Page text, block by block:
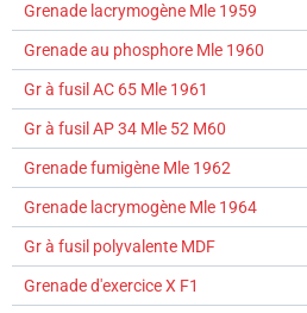
Grenade lacrymogène Mle 1959
Grenade au phosphore Mle 1960
Gr à fusil AC 65 Mle 1961
Gr à fusil AP 34 Mle 52 M60
Grenade fumigène Mle 1962
Grenade lacrymogène Mle 1964
Gr à fusil polyvalente MDF
Grenade d'exercice X F1